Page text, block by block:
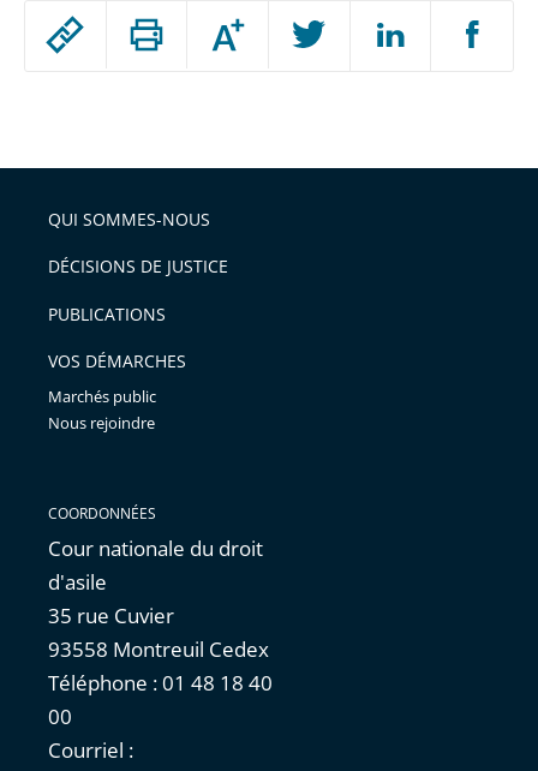
Passer
arriver
après
Augmenter
ou
l'article
pour
avant
QUI SOMMES-NOUS
DÉCISIONS DE JUSTICE
PUBLICATIONS
VOS DÉMARCHES
Marchés public
Nous rejoindre
COORDONNÉES
Cour nationale du droit
d'asile
35 rue Cuvier
93558 Montreuil Cedex
Téléphone : 01 48 18 40
00
Courriel :